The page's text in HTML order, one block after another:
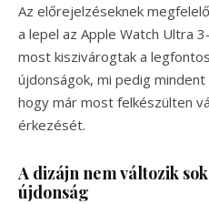
Az előrejelzéseknek
a lepel az Apple Watch Ultra
most kiszivárogtak a
újdonságok, mi pedig
hogy már most felkészülten
érkezését.
A dizájn nem változik
újdonság